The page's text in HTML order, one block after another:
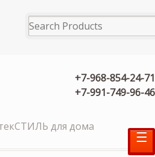
+7-968-854-24-71
+7-991-749-96-46
для дома
☰